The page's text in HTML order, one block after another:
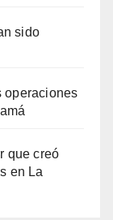
sido
operaciones
que creó
en La